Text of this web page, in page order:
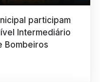
participam
Intermediário
Bombeiros